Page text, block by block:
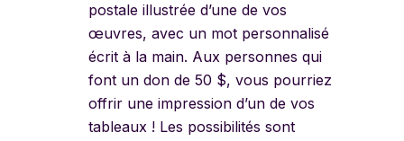
postale illustrée d’une de vos
œuvres, avec un mot personnalisé
écrit à la main. Aux personnes qui
font un don de 50 $, vous pourriez
offrir une impression d’un de vos
tableaux ! Les possibilités sont